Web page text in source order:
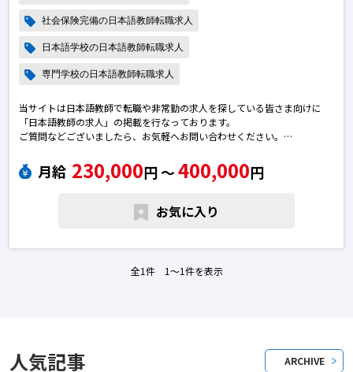
社会保険完備の日本語教師転職求人
日本語学校の日本語教師転職求人
専門学校の日本語教師転職求人
当サイトは日本語教師で転職や非常勤の求人を探している皆さま向けに
「日本語教師の求人」の掲載を行なっております。
ご質問などございましたら、お気軽へお問い合わせください。
※求人によっては募集が終了している場合がございます。予めご了承下さ
い。日本語教師の転職求人
月給 230,000円 〜400,000円
お気に入り
全1件 1〜1件を表示
人気記事 ARCHIVE